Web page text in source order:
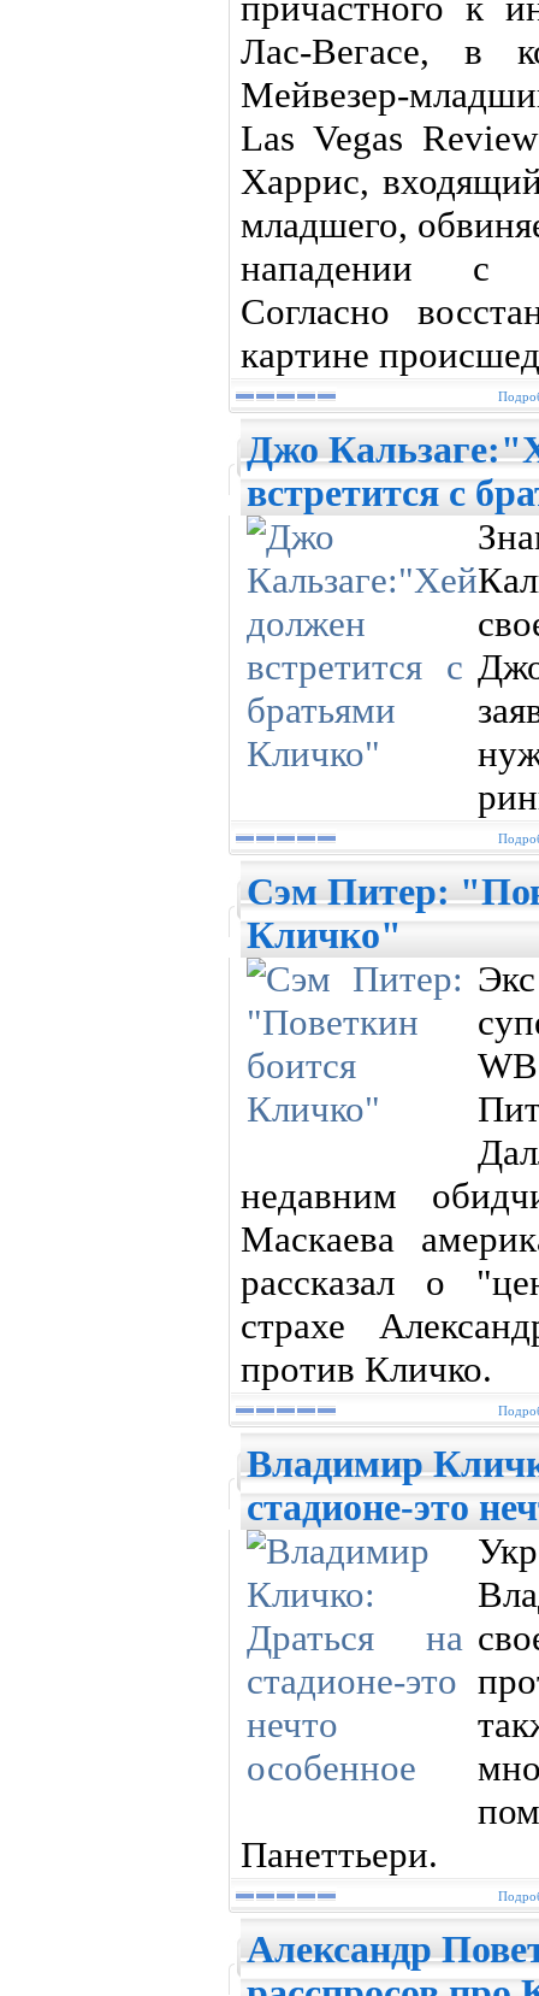
Лас-Вегасе, в
Мейвезер-
Las Vegas
Харрис,
младшего,
нападении с
Согласно
картине
Джо
встретится с
Сэм Питер:
Кличко"
недавним
Маскаева
рассказал о
страхе
против Кличко.
Владимир
стадионе-это
Панеттьери.
Александр